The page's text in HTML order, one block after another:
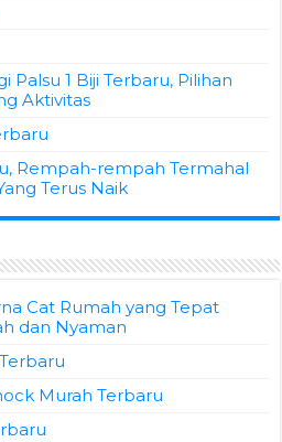
Palsu 1 Biji Terbaru, Pilihan
Aktivitas
Rempah-rempah Termahal
Terus Naik
Cat Rumah yang Tepat
dan Nyaman
Murah Terbaru